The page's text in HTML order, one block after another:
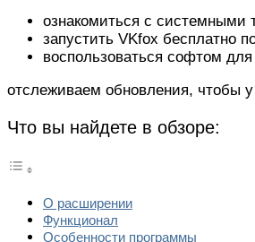
ознакомиться с системными
запустить VKfox бесплатно
воспользоваться софтом
отслеживаем обновления, чтобы
Что вы найдете в обзоре:
О расширении
Функционал
Особенности программы